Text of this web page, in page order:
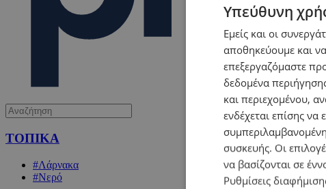
ΤΟΠΙΚΑ
#Λάρνακα
#Νερό
Υπεύθυνη
Εμείς και οι
αποθηκεύουμε και
επεξεργαζόμαστε
δεδομένα
και περιεχομένου,
ενδέχεται επίσης
συσκευής. Οι
να βασίζονται σε
Ρυθμίσεις